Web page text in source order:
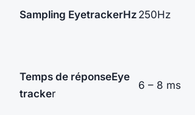
Sampling EyetrackerHz 250Hz
Temps de réponseEye
tracker
6 – 8 ms